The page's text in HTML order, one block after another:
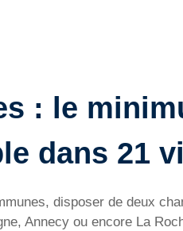
: le
dans 21
disposer de deux
Annecy ou encore La